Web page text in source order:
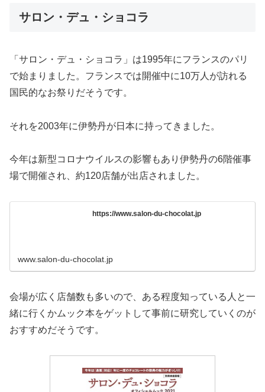
サロン・デュ・ショコラ
「サロン・デュ・ショコラ」は1995年にフランスのパリ
で始まりました。フランスでは開催中に10万人が訪れる
国民的なお祭りだそうです。
それを2003年に伊勢丹が日本に持ってきました。
今年は新型コロナウイルスの影響もあり伊勢丹の6階催事
場で開催され、約120店舗が出店されました。
https://www.salon-du-chocolat.jp
www.salon-du-chocolat.jp
会場が広く店舗数も多いので、ある程度知っている人と一
緒に行くかムック本をゲットして事前に研究していくのが
おすすめだそうです。